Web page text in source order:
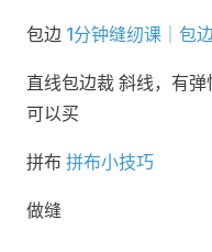
包边 1分钟缝纫课｜包
直线包边裁 斜线，有
可以买
拼布 拼布小技巧
做缝